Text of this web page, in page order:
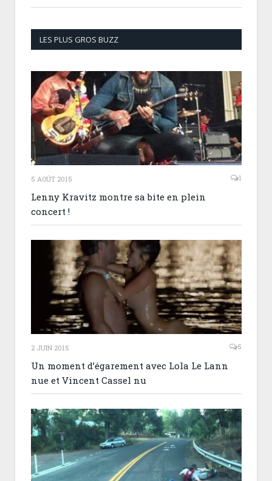
LES PLUS GROS BUZZ
5 AOÛT 2015 1
Lenny Kravitz montre sa bite en plein
concert !
2 JUIN 2015 5
Un moment d’égarement avec Lola Le Lann
nue et Vincent Cassel nu